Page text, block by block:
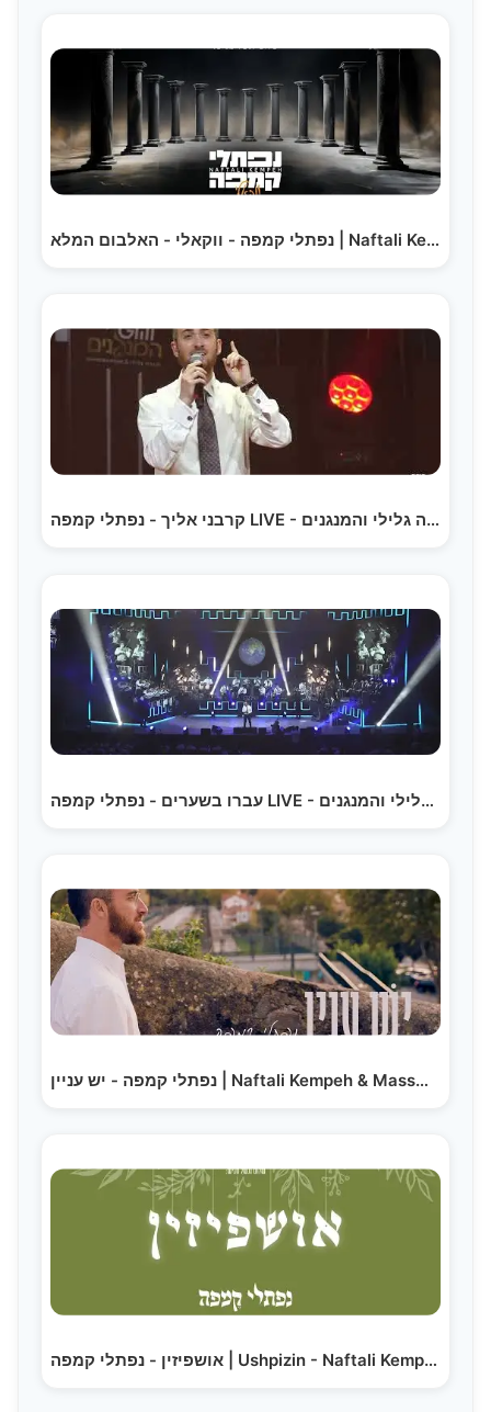
נפתלי קמפה - ווקאלי - האלבום המלא | Naftali Kempeh -…
קרבני אליך - נפתלי קמפה LIVE - יהודה גלילי והמנגנים…
עברו בשערים - נפתלי קמפה LIVE - יהודה גלילי והמנגנים…
נפתלי קמפה - יש עניין | Naftali Kempeh & MassMutual…
אושפיזין - נפתלי קמפה | Ushpizin - Naftali Kempeh